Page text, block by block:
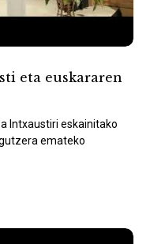
eta euskararen
Intxaustiri eskainitako
emateko